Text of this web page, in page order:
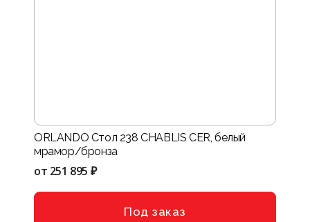
ORLANDO Стол 238 CHABLIS CER, белый
мрамор/бронза
от 251 895 ₽
Под заказ